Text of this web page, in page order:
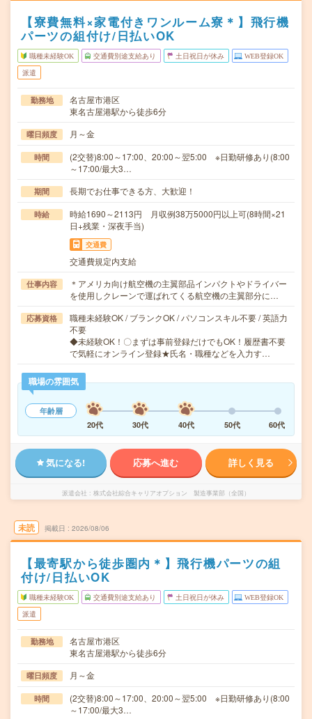
【寮費無料×家電付きワンルーム寮＊】飛行機
パーツの組付け/日払いOK
職種未経験OK 交通費別途支給あり 土日祝日が休み WEB登録OK
派遣
勤務地
名古屋市港区
東名古屋港駅から徒歩6分
曜日頻度 月～金
時間
(2交替)8:00～17:00、20:00～翌5:00 ※日勤研修あり(8:00
～17:00/最大3…
期間 長期でお仕事できる方、大歓迎！
時給
時給1690～2113円 月収例38万5000円以上可(8時間×21
日+残業・深夜手当)
交通費
交通費規定内支給
仕事内容
＊アメリカ向け航空機の主翼部品インパクトやドライバー
を使用しクレーンで運ばれてくる航空機の主翼部分に…
応募資格
職種未経験OK / ブランクOK / パソコンスキル不要 / 英語力
不要
◆未経験OK！〇まずは事前登録だけでもOK！履歴書不要
で気軽にオンライン登録★氏名・職種などを入力す…
職場の雰囲気
年齢層
20代
30代 40代 50代 60代
気になる! 応募へ進む 詳しく見る
派遣会社 株式会社綜合キャリアオプション 製造事業部（全国）
未読 掲載日 2026/08/06
【最寄駅から徒歩圏内＊】飛行機パーツの組
付け/日払いOK
職種未経験OK 交通費別途支給あり 土日祝日が休み WEB登録OK
派遣
勤務地
名古屋市港区
東名古屋港駅から徒歩6分
曜日頻度 月～金
時間
(2交替)8:00～17:00、20:00～翌5:00 ※日勤研修あり(8:00
～17:00/最大3…